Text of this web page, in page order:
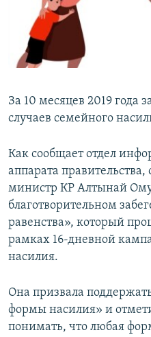
За 10 месяцев 2019 года
случаев семейного
Как сообщает отдел
аппарата
министр КР Алтынай
благотворительном
равенства», который
рамках 16-дневной
насилия.
Она призвала
формы насилия» и
понимать, что любая